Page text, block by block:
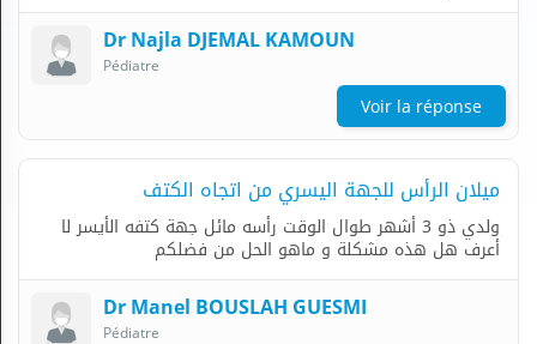
Dr Najla DJEMAL KAMOUN
Pédiatre
Voir la réponse
ميلان الرأس للجهة اليسري من اتجاه الكتف
ولدي ذو 3 أشهر طوال الوقت رأسه مائل جهة كتفه الأيسر لا
أعرف هل هذه مشكلة و ماهو الحل من فضلكم
Dr Manel BOUSLAH GUESMI
Pédiatre